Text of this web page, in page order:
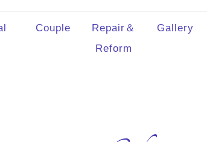
Couple
Repair＆
Reform
Gallery